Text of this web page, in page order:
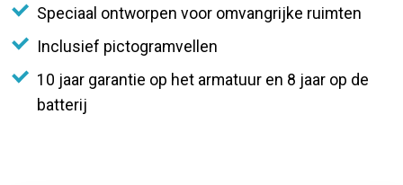
Speciaal ontworpen voor omvangrijke ruimten
Inclusief pictogramvellen
10 jaar garantie op het armatuur en 8 jaar op de
batterij